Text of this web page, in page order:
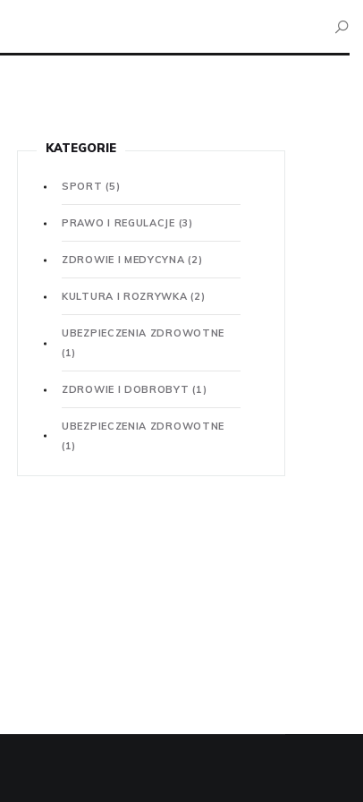
KATEGORIE
SPORT(5)
PRAWO I REGULACJE (3)
ZDROWIE I MEDYCYNA(2)
KULTURA I ROZRYWKA(2)
UBEZPIECZENIA ZDROWOTNE
(1)
ZDROWIE I DOBROBYT(1)
UBEZPIECZENIA ZDROWOTNE
(1)